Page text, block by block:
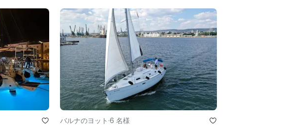
バルナのヨット ·6 名様